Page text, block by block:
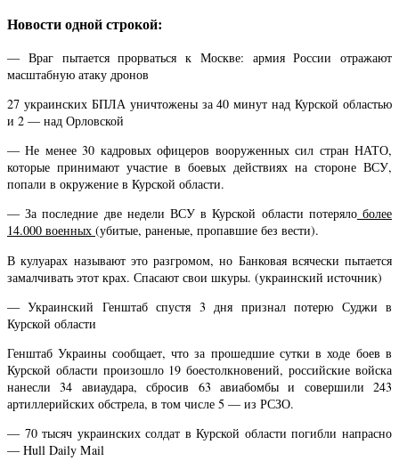
Новости одной строкой:
— Враг пытается прорваться к Москве: армия России отражают
масштабную атаку дронов
27 украинских БПЛА уничтожены за 40 минут над Курской областью
и 2 — над Орловской
— Не менее 30 кадровых офицеров вооруженных сил стран НАТО,
которые принимают участие в боевых действиях на стороне ВСУ,
попали в окружение в Курской области.
— За последние две недели ВСУ в Курской области потерялоболее
14.000 военных (убитые, раненые, пропавшие без вести).
В кулуарах называют это разгромом, но Банковая всячески пытается
замалчивать этот крах. Спасают свои шкуры. (украинский источник)
— Украинский Генштаб спустя 3 дня признал потерю Суджи в
Курской области
Генштаб Украины сообщает, что за прошедшие сутки в ходе боев в
Курской области произошло 19 боестолкновений, российские войска
нанесли 34 авиаудара, сбросив 63 авиабомбы и совершили 243
артиллерийских обстрела, в том числе 5 — из РСЗО.
— 70 тысяч украинских солдат в Курской области погибли напрасно
— Hull Daily Mail